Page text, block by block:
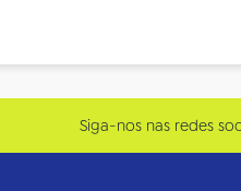
Siga-nos nas redes